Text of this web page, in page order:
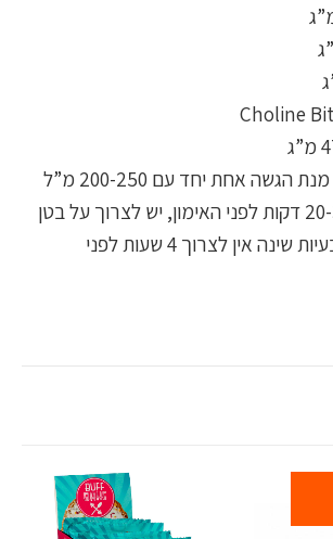
שימוש: יש לערבב מנת הגשה אחת יחד עם 200-250 מ”ל
של מים קרים , 20-30 דקות לפני האימון, יש לצרוך על בטן
ריקה .כדי למנוע בעיות שינה אין לצרוך 4 שעות לפני